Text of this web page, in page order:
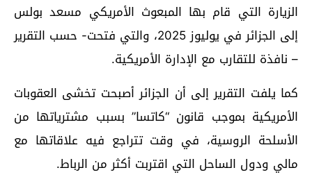
الزيارة التي قام بها المبعوث الأمريكي مسعد بولس
إلى الجزائر في يوليوز 2025، والتي فتحت- حسب التقرير
– نافذة للتقارب مع الإدارة الأمريكية.
كما يلفت التقرير إلى أن الجزائر أصبحت تخشى العقوبات
الأمريكية بموجب قانون “كاتسا” بسبب مشترياتها من
الأسلحة الروسية، في وقت تتراجع فيه علاقاتها مع
مالي ودول الساحل التي اقتربت أكثر من الرباط.